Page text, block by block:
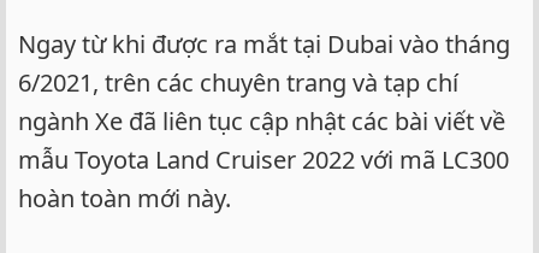
Ngay từ khi được ra mắt tại Dubai vào tháng
6/2021, trên các chuyên trang và tạp chí
ngành Xe đã liên tục cập nhật các bài viết về
mẫu Toyota Land Cruiser 2022 với mã LC300
hoàn toàn mới này.